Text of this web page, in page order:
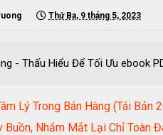
Thứ Ba, 9 tháng 5, 2023
- Thấu Hiểu Để Tối Ưu ebook
Lý Trong Bán Hàng (Tái
Buồn, Nhắm Mắt Lại Chỉ Toàn